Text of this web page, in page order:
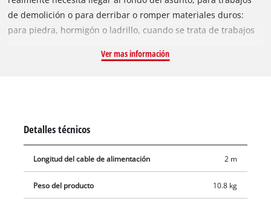
de demolición o para derribar o romper materiales duros:
para piedra, hormigón o ladrillo, cuando se trata de trabajos
rendimiento de demolición superior gracias a una potencia de
operación dura y continua. Si el trabajo específico resulta ser
para el demoledor: las escobillas de carbón se apagan
automáticamente para evitar averías. Un cable de goma
resistente de cuatro metros proporciona máxima movilidad y
Ver mas información
Detalles técnicos
Longitud del cable de alimentación 2 m
Peso del producto 10.8 kg